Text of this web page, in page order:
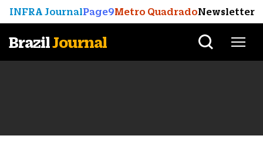
INFRA JournalPage9Metro QuadradoNewsletter
BrazilJournal